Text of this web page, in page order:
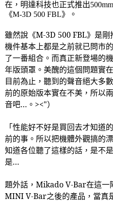
在，明達科技也正式推出500mm
《M-3D 500 FBL》。
雖然說《M-3D 500 FBL》是剛
機件基本上都是之前就已問市
了一番組合。而真正新登場的
年版頭罩。美醜的這個問題實
目前為止，聽到的聲音絕大多
前的原始版本實在不美，所以
音吧…。 ><"）
「性能好不好是買回去才知道
前的事。所以把機體外觀搞的
知道各位聽了這樣的話，是不
是…
題外話， Mikado V-Bar在這一
MINI V-Bar之後的產品，當真